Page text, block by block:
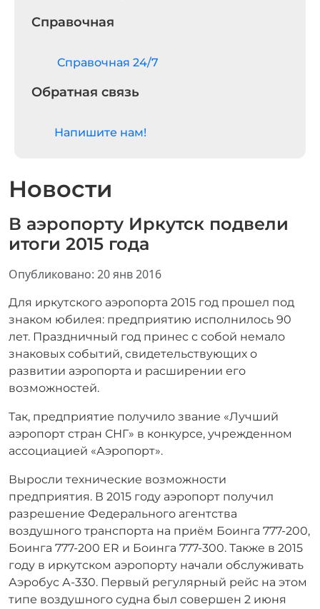
Новости
В аэропорту Иркутск подвели
итоги 2015 года
Информация о материале
Опубликовано: 20 янв 2016
Для иркутского аэропорта 2015 год прошел под
знаком юбилея: предприятию исполнилось 90
лет. Праздничный год принес с собой немало
знаковых событий, свидетельствующих о
развитии аэропорта и расширении его
возможностей.
Так, предприятие получило звание «Лучший
аэропорт стран СНГ» в конкурсе, учрежденном
ассоциацией «Аэропорт».
Выросли технические возможности
предприятия. В 2015 году аэропорт получил
разрешение Федерального агентства
воздушного транспорта на приём Боинга 777-200,
Боинга 777-200 ER и Боинга 777-300. Также в 2015
году в иркутском аэропорту начали обслуживать
Аэробус А-330. Первый регулярный рейс на этом
типе воздушного судна был совершен 2 июня
Справочная
Cправочная 24/7
Обратная связь
Напишите нам!